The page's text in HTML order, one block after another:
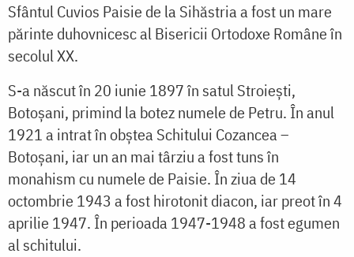
Sfântul Cuvios Paisie de la Sihăstria a fost un mare
părinte duhovnicesc al Bisericii Ortodoxe Române în
secolul XX.
S-a născut în 20 iunie 1897 în satul Stroiești,
Botoșani, primind la botez numele de Petru. În anul
1921 a intrat în obștea Schitului Cozancea –
Botoșani, iar un an mai târziu a fost tuns în
monahism cu numele de Paisie. În ziua de 14
octombrie 1943 a fost hirotonit diacon, iar preot în 4
aprilie 1947. În perioada 1947-1948 a fost egumen
al schitului.